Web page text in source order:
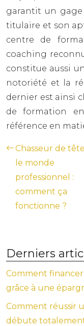
garantit un
titulaire et son
centre de
coaching
constitue aussi
notoriété et la
dernier est ainsi
de formation
référence en
Chasseur de
le monde
professionnel :
comment ça
fonctionne ?
Derniers
Comment
grâce à une
Comment réussir
débute